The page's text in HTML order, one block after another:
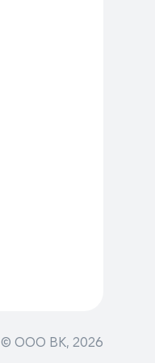
© ООО ВК, 2026